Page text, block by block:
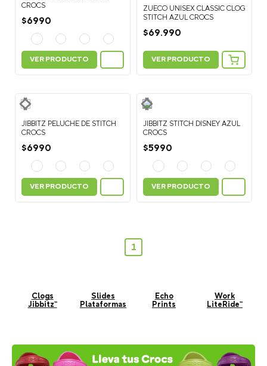
CROCS
$6990
VER PRODUCTO
ZUECO UNISEX CLASSIC CLOG
STITCH AZUL CROCS
$69.990
VER PRODUCTO
JIBBITZ PELUCHE DE STITCH
CROCS
$6990
VER PRODUCTO
JIBBITZ STITCH DISNEY AZUL
CROCS
$5990
VER PRODUCTO
1
Clogs Slides Echo
Work
Jibbitz™
Plataformas Prints LiteRide™